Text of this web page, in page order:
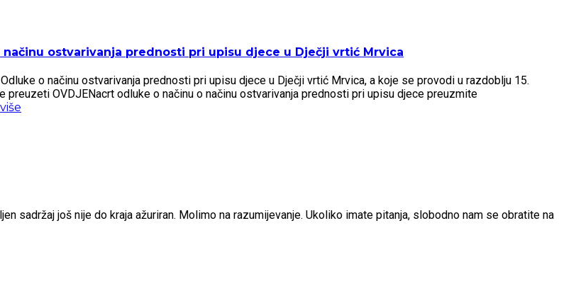
ostvarivanja prednosti pri upisu djece u Dječji vrtić Mrvica
o načinu ostvarivanja prednosti pri upisu djece u Dječji vrtić Mrvica, a koje se provodi u razdoblju 15.
OVDJENacrt odluke o načinu o načinu ostvarivanja prednosti pri upisu djece preuzmite
više
sadržaj još nije do kraja ažuriran. Molimo na razumijevanje. Ukoliko imate pitanja, slobodno nam se obratite na